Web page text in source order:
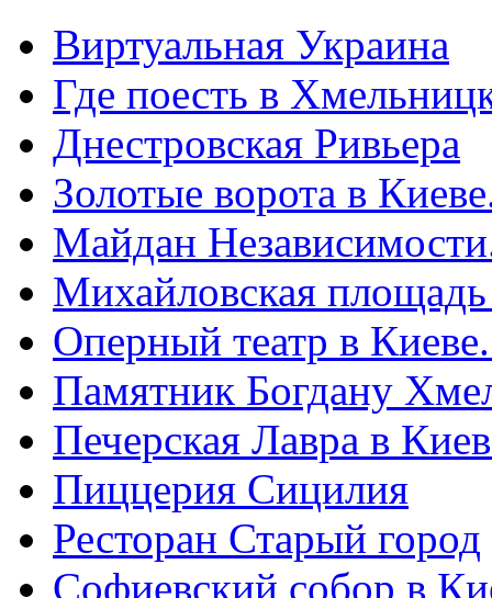
Виртуальная Украина
Где поесть в
Днестровская Ривьера
Золотые ворота в
Майдан
Михайловская
Оперный театр в
Памятник Богдану
Печерская Лавра в
Пиццерия Сицилия
Ресторан Старый город
Софиевский собор в